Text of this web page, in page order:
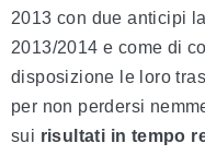
2013 con due anticipi
2013/2014 e come di
disposizione le loro
per non perdersi
sui risultati in tempo